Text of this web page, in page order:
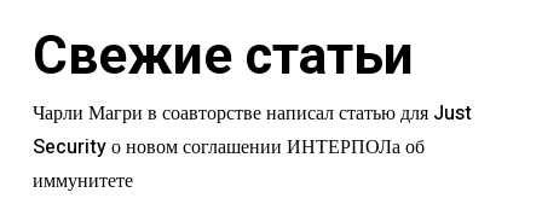
Свежие статьи
Чарли Магри в соавторстве написал статью для Just
Security о новом соглашении ИНТЕРПОЛа об
иммунитете